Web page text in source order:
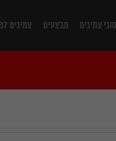
סוגי צמיגים מבצעים צמיגים